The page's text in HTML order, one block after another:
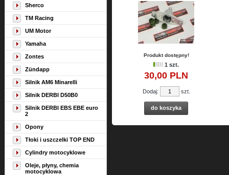
Sherco
TM Racing
UM Motor
Yamaha
Zontes
Zündapp
Silnik AM6 Minarelli
Silnik DERBI D50B0
Silnik DERBI EBS EBE euro
2
Opony
Tłoki i uszczelki TOP END
Cylindry motocyklowe
Oleje, płyny, chemia
motocyklowa
Produkt dostępny!
1 szt.
30,00 PLN
Dodaj: szt.
do koszyka